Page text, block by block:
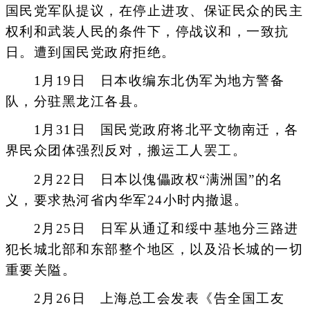
国民党军队提议，在停止进攻、保证民众的民主
权利和武装人民的条件下，停战议和，一致抗
日。遭到国民党政府拒绝。
1月19日 日本收编东北伪军为地方警备
队，分驻黑龙江各县。
1月31日 国民党政府将北平文物南迁，各
界民众团体强烈反对，搬运工人罢工。
2月22日 日本以傀儡政权“满洲国”的名
义，要求热河省内华军24小时内撤退。
2月25日 日军从通辽和绥中基地分三路进
犯长城北部和东部整个地区，以及沿长城的一切
重要关隘。
2月26日 上海总工会发表《告全国工友